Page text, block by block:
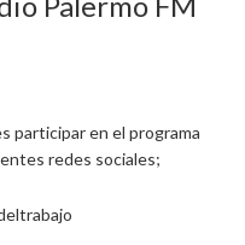
participar en el programa
redes sociales;